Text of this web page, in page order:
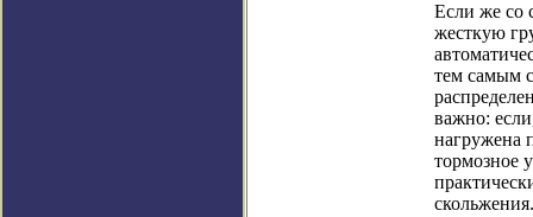
Если же со
жесткую
тем самым
важно:
нагружена
тормозное
скольжения.